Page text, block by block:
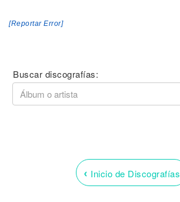
[Reportar Error]
Buscar discografías:
‹ Inicio de Discografías